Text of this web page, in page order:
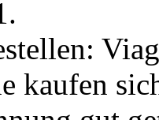
kaufen